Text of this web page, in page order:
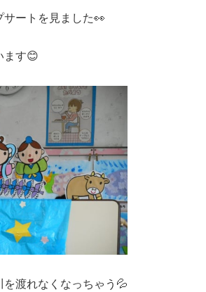
サートを見ました👀
ます😊
渡れなくなっちゃう💦